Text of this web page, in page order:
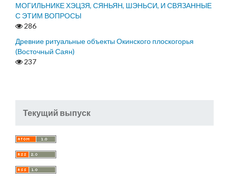
МОГИЛЬНИКЕ ХЭЦЗЯ, СЯНЬЯН, ШЭНЬСИ, И СВЯЗАННЫЕ
С ЭТИМ ВОПРОСЫ
286
Древние ритуальные объекты Окинского плоскогорья
(Восточный Саян)
237
Текущий выпуск